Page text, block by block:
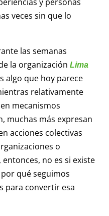
veces sin que lo
las semanas
la organización Lima
algo que hoy parece
relativamente
mecanismos
muchas más expresan
acciones colectivas
o
no es si existe
qué seguimos
para convertir esa